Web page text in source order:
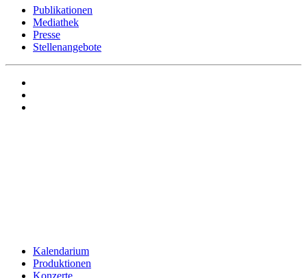
Publikationen
Mediathek
Presse
Stellenangebote
Kalendarium
Produktionen
Konzerte